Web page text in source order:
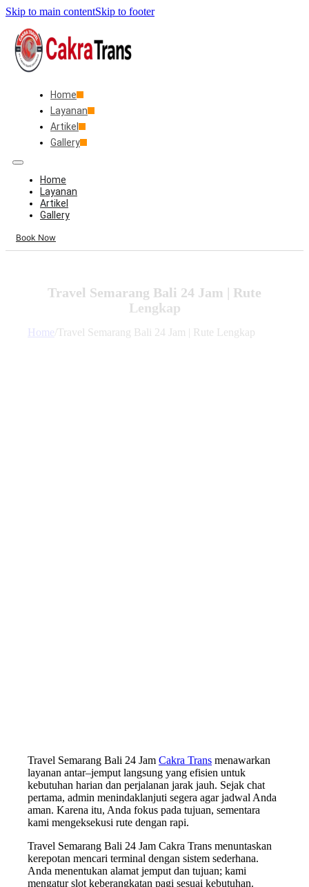
Skip to main contentSkip to footer
Home
Layanan
Artikel
Gallery
Home
Layanan
Artikel
Gallery
Book Now
Travel Semarang Bali 24 Jam | Rute
Lengkap
Home Travel Semarang Bali 24 Jam | Rute Lengkap
Travel Semarang Bali 24 Jam Cakra Trans menawarkan
layanan antar–jemput langsung yang efisien untuk
kebutuhan harian dan perjalanan jarak jauh. Sejak chat
pertama, admin menindaklanjuti segera agar jadwal Anda
aman. Karena itu, Anda fokus pada tujuan, sementara
kami mengeksekusi rute dengan rapi.
Travel Semarang Bali 24 Jam Cakra Trans menuntaskan
kerepotan mencari terminal dengan sistem sederhana.
Anda menentukan alamat jemput dan tujuan; kami
mengatur slot keberangkatan pagi sesuai kebutuhan.